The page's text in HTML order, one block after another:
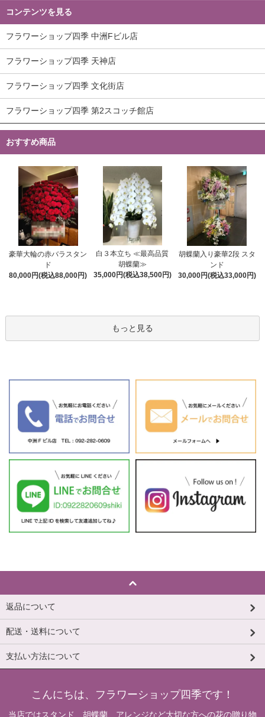
コンテンツを見る
フラワーショップ四季 中洲Fビル店
フラワーショップ四季 天神店
フラワーショップ四季 文化街店
フラワーショップ四季 第2スコッチ館店
おすすめ商品
豪華大輪の赤バラスタン
ド
80,000円(税込88,000円)
白３本立ち ≪最高品質
胡蝶蘭≫
35,000円(税込38,500円)
胡蝶蘭入り豪華2段 スタ
ンド
30,000円(税込33,000円)
もっと見る
返品について
配送・送料について
支払い方法について
こんにちは、フラワーショップ四季です！
当店ではスタンド、胡蝶蘭、アレンジなど大切な方への花の贈り物